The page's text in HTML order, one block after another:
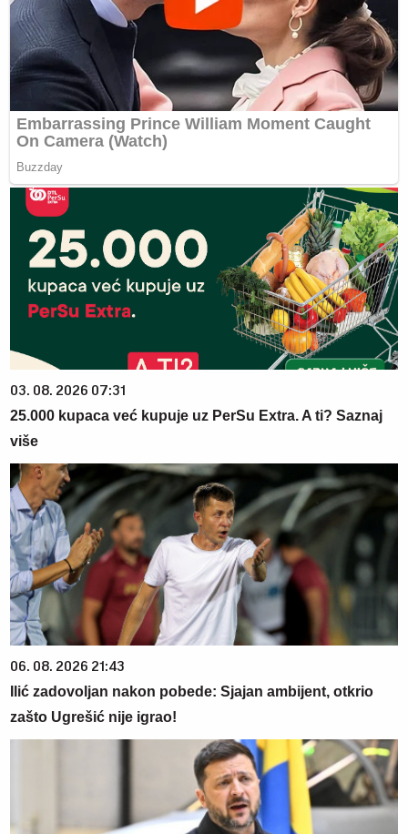
03. 08. 2026 07:31
25.000 kupaca već kupuje uz PerSu Extra. A ti? Saznaj
više
06. 08. 2026 21:43
Ilić zadovoljan nakon pobede: Sjajan ambijent, otkrio
zašto Ugrešić nije igrao!